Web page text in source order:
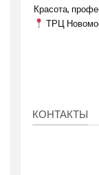
Красота,
ТРЦ
КОНТАКТЫ